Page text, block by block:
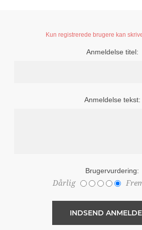
Kun registrerede brugere kan
Anmeldelse titel:
Anmeldelse tekst:
Brugervurdering:
Dårlig